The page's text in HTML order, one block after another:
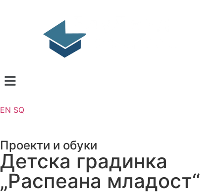
EN SQ
Проекти и обуки
Детска градинка
„Распеана младост“